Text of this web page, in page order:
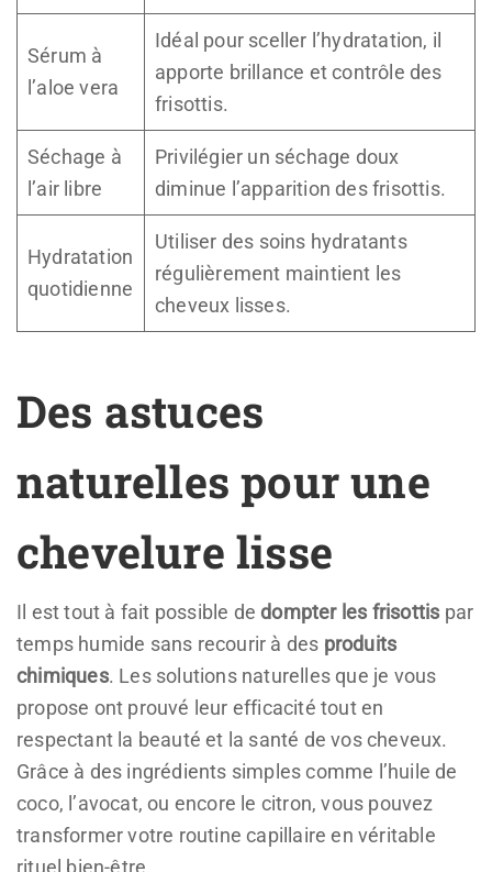
Sérum à
l’aloe vera
Idéal pour sceller l’hydratation, il
apporte brillance et contrôle des
frisottis.
Séchage à
l’air libre
Privilégier un séchage doux
diminue l’apparition des frisottis.
Hydratation
quotidienne
Utiliser des soins hydratants
régulièrement maintient les
cheveux lisses.
Des astuces
naturelles pour une
chevelure lisse
Il est tout à fait possible dedompter les frisottis par
temps humide sans recourir à des produits
chimiques. Les solutions naturelles que je vous
propose ont prouvé leur efficacité tout en
respectant la beauté et la santé de vos cheveux.
Grâce à des ingrédients simples comme l’huile de
coco, l’avocat, ou encore le citron, vous pouvez
transformer votre routine capillaire en véritable
rituel bien-être.